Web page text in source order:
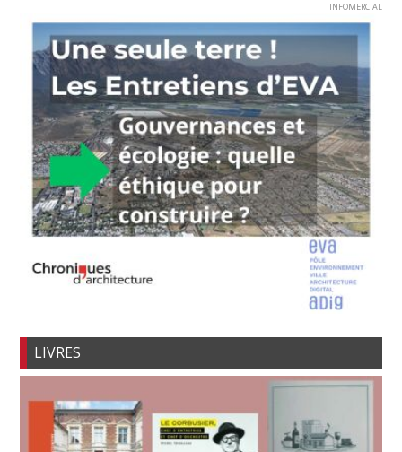
INFOMERCIAL
LIVRES